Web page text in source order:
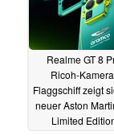
Realme GT 8
Ricoh-
Flaggschiff zeigt
neuer Aston
Limited